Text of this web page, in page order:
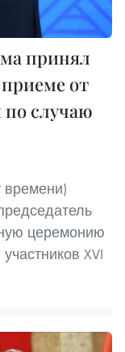
принял
от
случаю
времени)
церемонию
XVI